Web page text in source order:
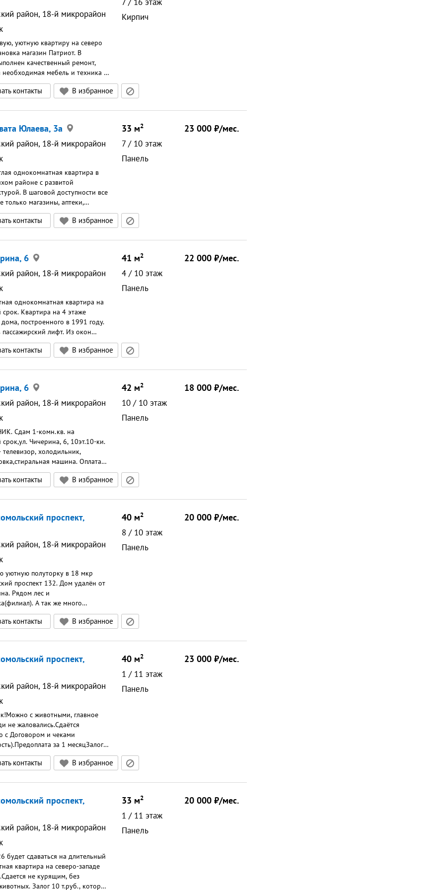
район, 18-й микрорайон
уютную квартиру на северо
магазин Патриот. В
качественный ремонт,
необходимая мебель и техника (
микроволновая печь, чайник,
телевизор, стиральная машина).
проводить романтические
доступности магазин Спар,
в доме КБ, ИНВЕСТБАНК.
парковка во дворе под
люди. Тихо,
Сдается на длительный
людям , мужчине/
, без детей, без животных.
за 1 месяцЗалог 10
контакты В избранное
Кирпич
Юлаева, 3а
район, 18-й микрорайон
однокомнатная квартира в
районе с развитой
В шаговой доступности все
только магазины, аптеки,
транспорта,
парковка для а/м.В
для проживания. Заключается
предусмотрен
за 1 месяцЗалог 15 000 ₽
контакты В избранное
33 м2
7 / 10 этаж
Панель
23 000 /мес.
6
район, 18-й микрорайон
однокомнатная квартира на
Квартира на 4 этаже
дома, построенного в 1991 году.
пассажирский лифт. Из окон
приятный вид на двор.Свежий
обои, письменный и
Обновлена проводка,
трубы, сантехника.
трубы и радиаторы. Все свежее
нераспакованные шторка для
могу предоставить посуду.В
мест хранения, гардеробная
этом квартира просторная по
к двушке.Парковка
дворе.Залог составляет 15000
частями. Курение и
с детьми и животными
за 1 месяцЗалог 20
контакты В избранное
41 м2
4 / 10 этаж
Панель
22 000 /мес.
6
район, 18-й микрорайон
Сдам 1-комн.кв. на
Чичерина, 6, 10эт.10-ки.
телевизор, холодильник,
машина. Оплата
платежи включены.
возвращается после
только некурящим и
контакты В избранное
42 м2
10 / 10 этаж
Панель
18 000 /мес.
проспект,
район, 18-й микрорайон
уютную полуторку в 18 мкр
проспект 132. Дом удалён от
Рядом лес и
А так же много
аптек. В квартире остаётся все :
кастрюли, стиралка,
пользоваться. Детскую
просмотр. Я собственник. С
не буду, но сдам только
людям. Цена 20 0000? плюс вода
не больше 1000?
за 1 месяцЗалог 5 000 ₽
контакты В избранное
40 м2
8 / 10 этаж
Панель
20 000 /мес.
проспект,
район, 18-й микрорайон
с животными, главное
не жаловались.Сдаётся
с Договором и чеками
за 1 месяцЗалог
контакты В избранное
40 м2
1 / 11 этаж
Панель
23 000 /мес.
проспект,
район, 18-й микрорайон
будет сдаваться на длительный
квapтиpa на северо-западе
не курящим, бeз
Зaлог 10 т.pуб., кoтоpый
33 м2
1 / 11 этаж
Панель
20 000 /мес.